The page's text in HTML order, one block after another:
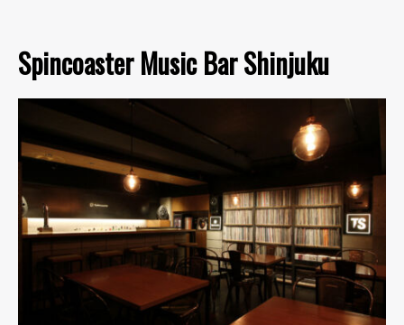
Spincoaster Music Bar Shinjuku